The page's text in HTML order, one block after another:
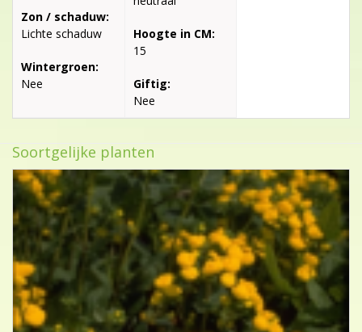
Zon / schaduw:
Lichte schaduw
Wintergroen:
Nee
Hoogte in CM:
15
Giftig:
Nee
Soortgelijke planten